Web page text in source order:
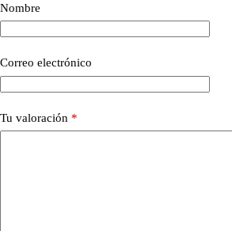
Nombre
Correo electrónico
Tu valoración *